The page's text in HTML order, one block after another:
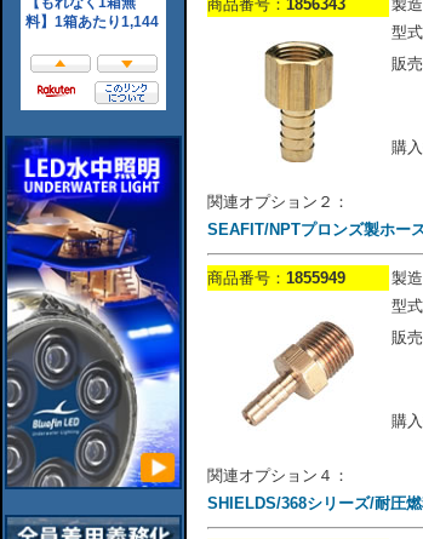
商品番号： 1856343 製
型
販
購
関連オプション２：
SEAFIT/NPTプロンズ製ホー
商品番号： 1855949 製
型
販
購
関連オプション４：
SHIELDS/368シリーズ/耐圧